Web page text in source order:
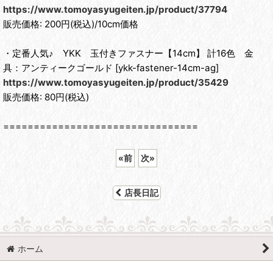
https://www.tomoyasyugeiten.jp/product/37794
販売価格: 200円(税込)/10cm価格
・定番人気♪ YKK 玉付きファスナー【14cm】 計16色 金
具：アンティークゴールド [ykk-fastener-14cm-ag]
https://www.tomoyasyugeiten.jp/product/35429
販売価格: 80円(税込)
================================
«前 次»
店長日記
ホーム